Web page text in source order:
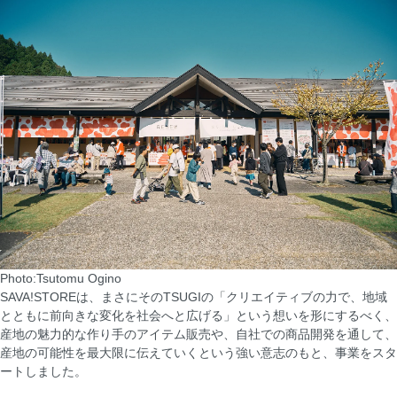
Photo:Tsutomu Ogino
SAVA!STOREは、まさにそのTSUGIの「クリエイティブの力で、地域
とともに前向きな変化を社会へと広げる」という想いを形にするべく、
産地の魅力的な作り手のアイテム販売や、自社での商品開発を通して、
産地の可能性を最大限に伝えていくという強い意志のもと、事業をスタ
ートしました。